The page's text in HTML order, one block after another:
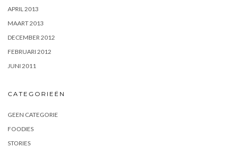
APRIL 2013
MAART 2013
DECEMBER 2012
FEBRUARI 2012
JUNI 2011
CATEGORIEËN
GEEN CATEGORIE
FOODIES
STORIES